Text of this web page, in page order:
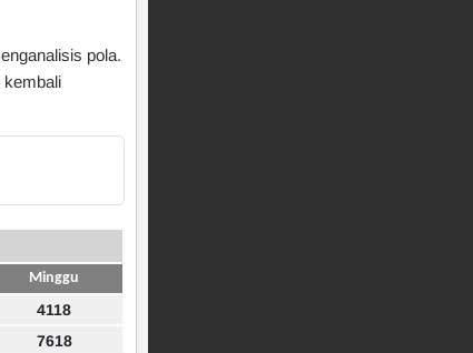
pola.
kembali
Minggu
4118
7618